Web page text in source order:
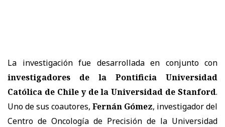
La investigación fue desarrollada en conjunto con
investigadores de la Pontificia Universidad
Católica de Chile y de la Universidad de Stanford.
Uno de sus coautores, Fernán Gómez, investigador del
Centro de Oncología de Precisión de la Universidad